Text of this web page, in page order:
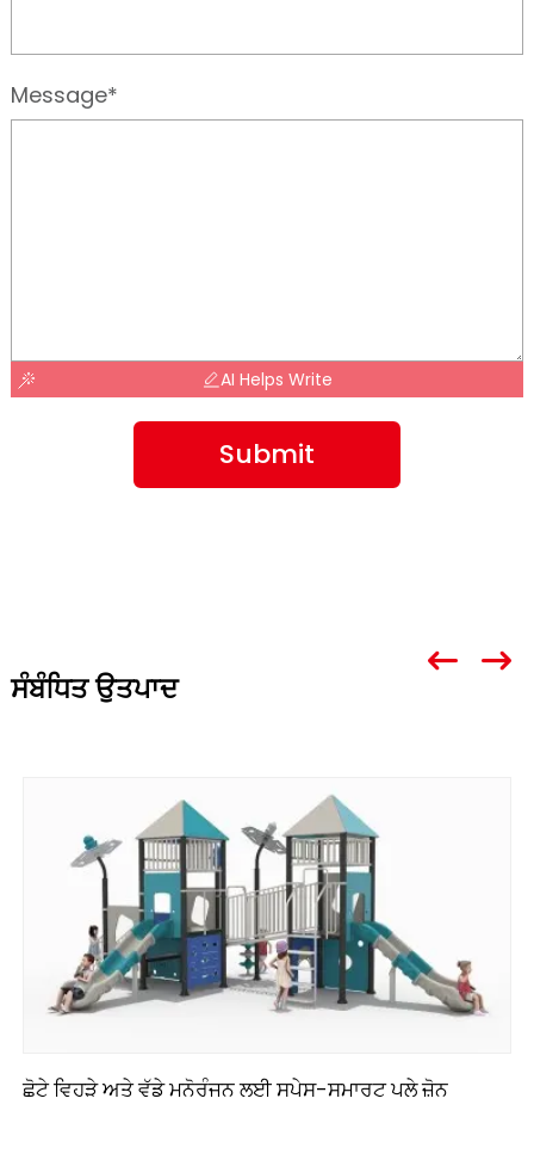
Message*
AI Helps Write
Submit
ਸੰਬੰਧਿਤ ਉਤਪਾਦ
ਛੋਟੇ ਵਿਹੜੇ ਅਤੇ ਵੱਡੇ ਮਨੋਰੰਜਨ ਲਈ ਸਪੇਸ-ਸਮਾਰਟ ਪਲੇ ਜ਼ੋਨ